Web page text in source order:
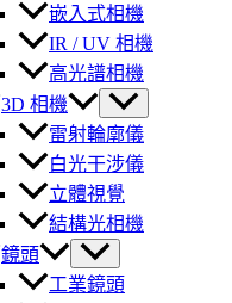
嵌入式相機
IR / UV 相機
高光譜相機
3D 相機
雷射輪廓儀
白光干涉儀
立體視覺
結構光相機
鏡頭
工業鏡頭